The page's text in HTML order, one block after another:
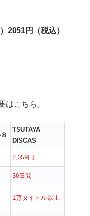
2051円（税込）
はこちら。
TSUTAYA
DISCAS
2,659円
30日間
1万タイトル以上